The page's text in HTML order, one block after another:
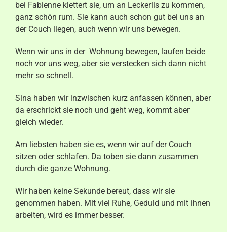
bei Fabienne klettert sie, um an Leckerlis zu kommen,
ganz schön rum. Sie kann auch schon gut bei uns an
der Couch liegen, auch wenn wir uns bewegen.
Wenn wir uns in der Wohnung bewegen, laufen beide
noch vor uns weg, aber sie verstecken sich dann nicht
mehr so schnell.
Sina haben wir inzwischen kurz anfassen können, aber
da erschrickt sie noch und geht weg, kommt aber
gleich wieder.
Am liebsten haben sie es, wenn wir auf der Couch
sitzen oder schlafen. Da toben sie dann zusammen
durch die ganze Wohnung.
Wir haben keine Sekunde bereut, dass wir sie
genommen haben. Mit viel Ruhe, Geduld und mit ihnen
arbeiten, wird es immer besser.